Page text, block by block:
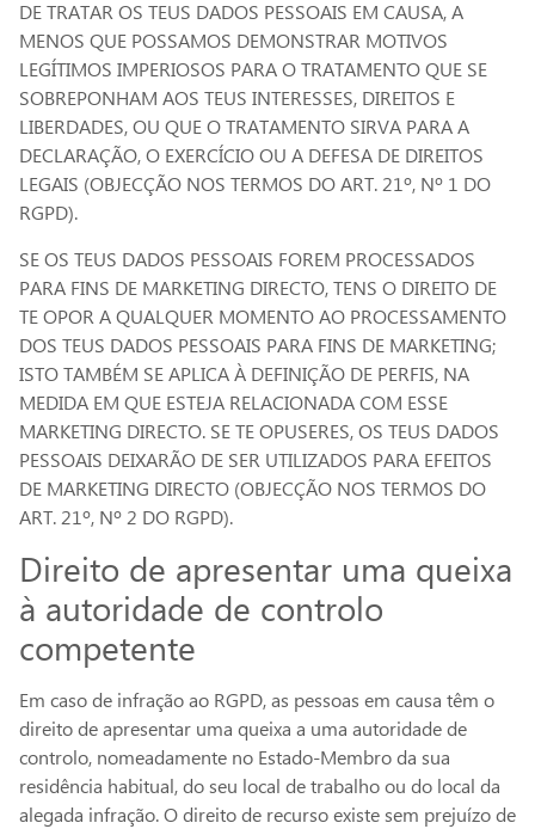
DE TRATAR OS TEUS DADOS PESSOAIS EM CAUSA, A
MENOS QUE POSSAMOS DEMONSTRAR MOTIVOS
LEGÍTIMOS IMPERIOSOS PARA O TRATAMENTO QUE SE
SOBREPONHAM AOS TEUS INTERESSES, DIREITOS E
LIBERDADES, OU QUE O TRATAMENTO SIRVA PARA A
DECLARAÇÃO, O EXERCÍCIO OU A DEFESA DE DIREITOS
LEGAIS (OBJECÇÃO NOS TERMOS DO ART. 21º, Nº 1 DO
RGPD).
SE OS TEUS DADOS PESSOAIS FOREM PROCESSADOS
PARA FINS DE MARKETING DIRECTO, TENS O DIREITO DE
TE OPOR A QUALQUER MOMENTO AO PROCESSAMENTO
DOS TEUS DADOS PESSOAIS PARA FINS DE MARKETING;
ISTO TAMBÉM SE APLICA À DEFINIÇÃO DE PERFIS, NA
MEDIDA EM QUE ESTEJA RELACIONADA COM ESSE
MARKETING DIRECTO. SE TE OPUSERES, OS TEUS DADOS
PESSOAIS DEIXARÃO DE SER UTILIZADOS PARA EFEITOS
DE MARKETING DIRECTO (OBJECÇÃO NOS TERMOS DO
ART. 21º, Nº 2 DO RGPD).
Direito de apresentar uma queixa
à autoridade de controlo
competente
Em caso de infração ao RGPD, as pessoas em causa têm o
direito de apresentar uma queixa a uma autoridade de
controlo, nomeadamente no Estado-Membro da sua
residência habitual, do seu local de trabalho ou do local da
alegada infração. O direito de recurso existe sem prejuízo de